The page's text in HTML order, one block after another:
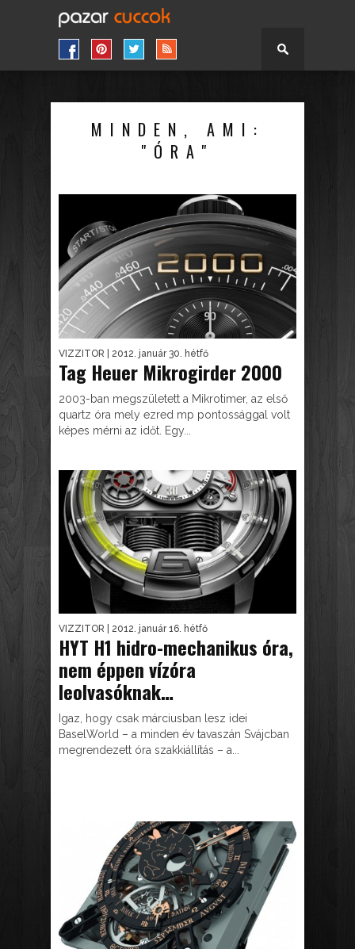
MINDEN, AMI:
"ÓRA"
VIZZITOR | 2012. január 30. hétfő
Tag Heuer Mikrogirder 2000
2003-ban megszületett a Mikrotimer, az első
quartz óra mely ezred mp pontossággal volt
képes mérni az időt. Egy...
VIZZITOR | 2012. január 16. hétfő
HYT H1 hidro-mechanikus óra,
nem éppen vízóra
leolvasóknak…
Igaz, hogy csak márciusban lesz idei
BaselWorld – a minden év tavaszán Svájcban
megrendezett óra szakkiállítás – a...